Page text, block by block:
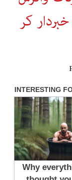
کر